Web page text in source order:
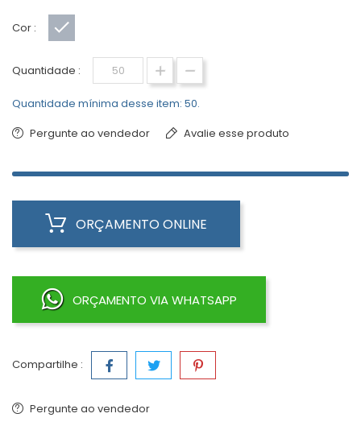
Cor :
Quantidade :
Quantidade mínima desse item: 50.
Pergunte ao vendedor
Avalie esse produto
ORÇAMENTO ONLINE
ORÇAMENTO VIA WHATSAPP
Compartilhe :
Pergunte ao vendedor